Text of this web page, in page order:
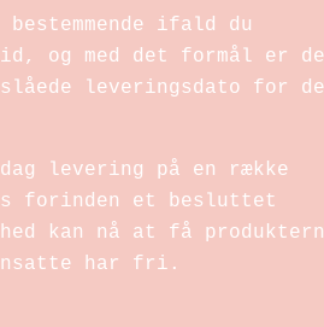
ifald du
og med det formål er
leveringsdato for
levering på en række
forinden et besluttet
kan nå at få
har fri.